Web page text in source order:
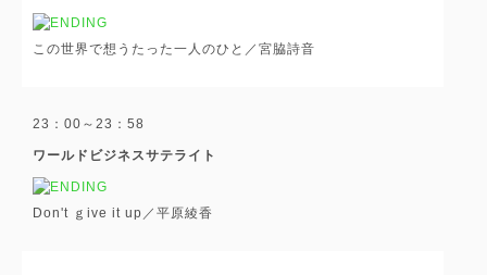
この世界で想うたった一人のひと／宮脇詩音
23：00～23：58
ワールドビジネスサテライト
Don't ｇive it up／平原綾香